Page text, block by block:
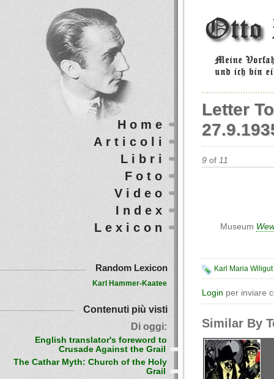
Letter
9 of 11
Museum
Karl Maria Wiligut
Login per inviare
Similar By
Home
Articoli
Libri
Foto
Video
Index
Lexicon
Random Lexicon
Karl Hammer-Kaatee
Contenuti più visti
Di oggi:
English translator's foreword to
Crusade Against the Grail
The Cathar Myth: Church of the Holy
Grail